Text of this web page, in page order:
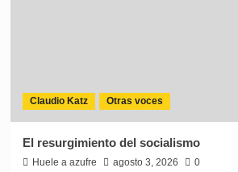
Claudio Katz Otras voces
El resurgimiento del socialismo
Huele a azufre agosto 3, 2026 0